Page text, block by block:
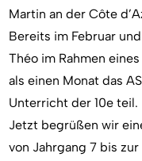
Martin an der Côte
Bereits im Februar
Théo im Rahmen
als einen Monat das
Unterricht der 10e teil.
Jetzt begrüßen wir
von Jahrgang 7 bis